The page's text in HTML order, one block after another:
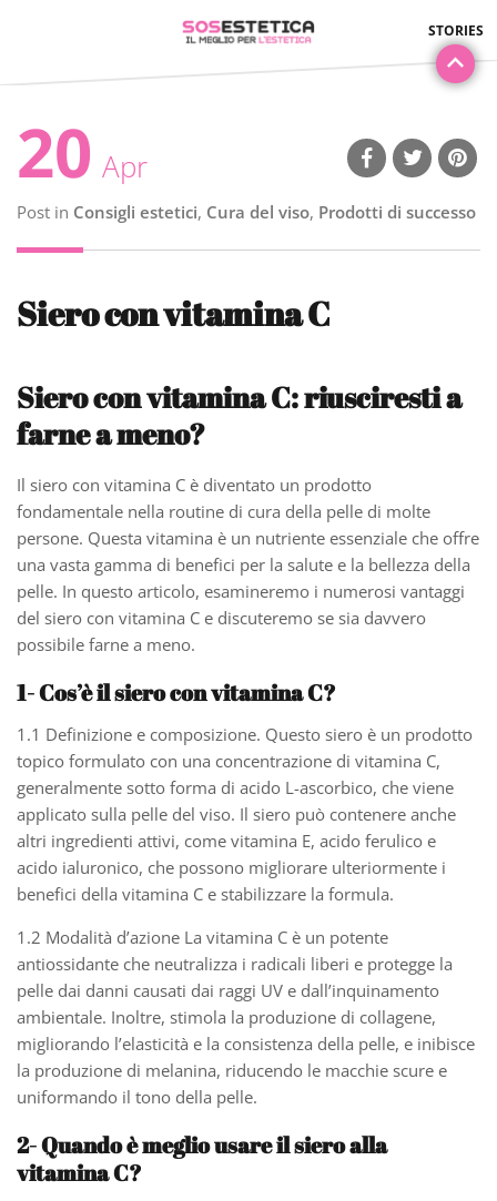
20 Apr
Post in Consigli estetici, Cura del viso, Prodotti di successo
Siero con vitamina C
Siero con vitamina C: riusciresti a
farne a meno?
Il siero con vitamina C è diventato un prodotto
fondamentale nella routine di cura della pelle di molte
persone. Questa vitamina è un nutriente essenziale che offre
una vasta gamma di benefici per la salute e la bellezza della
pelle. In questo articolo, esamineremo i numerosi vantaggi
del siero con vitamina C e discuteremo se sia davvero
possibile farne a meno.
1- Cos’è il siero con vitamina C?
1.1 Definizione e composizione. Questo siero è un prodotto
topico formulato con una concentrazione di vitamina C,
generalmente sotto forma di acido L-ascorbico, che viene
applicato sulla pelle del viso. Il siero può contenere anche
altri ingredienti attivi, come vitamina E, acido ferulico e
acido ialuronico, che possono migliorare ulteriormente i
benefici della vitamina C e stabilizzare la formula.
1.2 Modalità d’azione La vitamina C è un potente
antiossidante che neutralizza i radicali liberi e protegge la
pelle dai danni causati dai raggi UV e dall’inquinamento
ambientale. Inoltre, stimola la produzione di collagene,
migliorando l’elasticità e la consistenza della pelle, e inibisce
la produzione di melanina, riducendo le macchie scure e
uniformando il tono della pelle.
2- Quando è meglio usare il siero alla
vitamina C?